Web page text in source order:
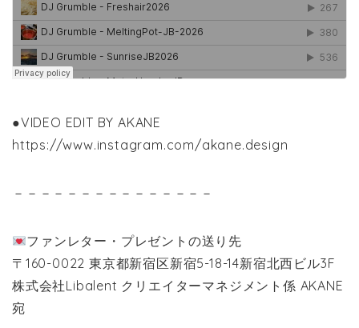
●VIDEO EDIT BY AKANE
https://www.instagram.com/akane.design
－－－－－－－－－－－－－－－
ファンレター・プレゼントの送り先
〒160-0022 東京都新宿区新宿5-18-14新宿北西ビル3F
株式会社Libalent クリエイターマネジメント係 AKANE
宛